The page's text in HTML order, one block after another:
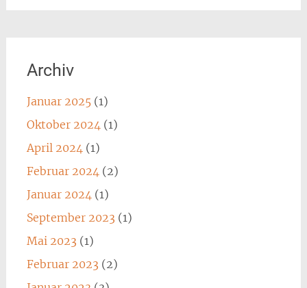
Archiv
Januar 2025(1)
Oktober 2024 (1)
April 2024 (1)
Februar 2024 (2)
Januar 2024 (1)
September 2023 (1)
Mai 2023 (1)
Februar 2023 (2)